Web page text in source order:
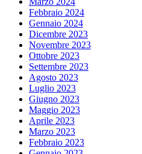
Febbraio 2024
Gennaio 2024
Dicembre 2023
Novembre 2023
Ottobre 2023
Settembre 2023
Agosto 2023
Luglio 2023
Giugno 2023
Maggio 2023
Aprile 2023
Marzo 2023
Febbraio 2023